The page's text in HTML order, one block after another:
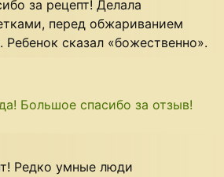
за рецепт! Делала
перед обжариванием
сказал «божественно».
Большое спасибо за отзыв!
Редко умные люди